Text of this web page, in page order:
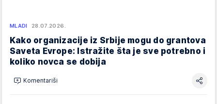
MLADI 28.07.2026.
Kako organizacije iz Srbije mogu do grantova
Saveta Evrope: Istražite šta je sve potrebno i
koliko novca se dobija
Komentariši